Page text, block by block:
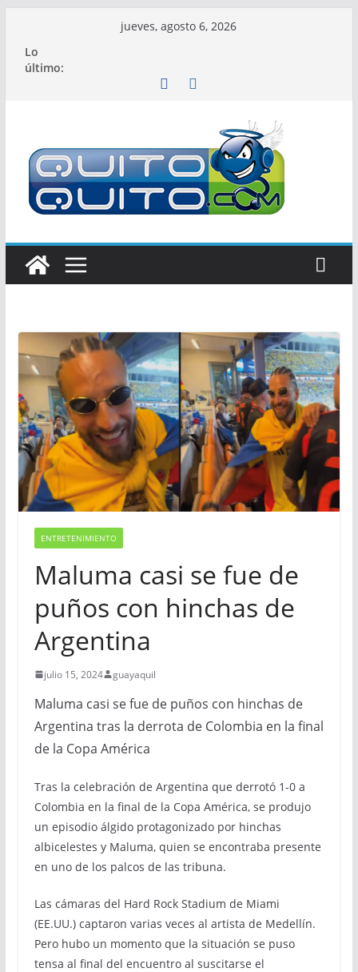
contenido
jueves, agosto 6, 2026
Lo
último:
ENTRETENIMIENTO
Maluma casi se fue de
puños con hinchas de
Argentina
julio 15, 2024 guayaquil
Maluma casi se fue de puños con hinchas de
Argentina tras la derrota de Colombia en la final
de la Copa América
Tras la celebración de Argentina que derrotó 1-0 a
Colombia en la final de la Copa América, se produjo
un episodio álgido protagonizado por hinchas
albicelestes y Maluma, quien se encontraba presente
en uno de los palcos de las tribuna.
Las cámaras del Hard Rock Stadium de Miami
(EE.UU.) captaron varias veces al artista de Medellín.
Pero hubo un momento que la situación se puso
tensa al final del encuentro al suscitarse el